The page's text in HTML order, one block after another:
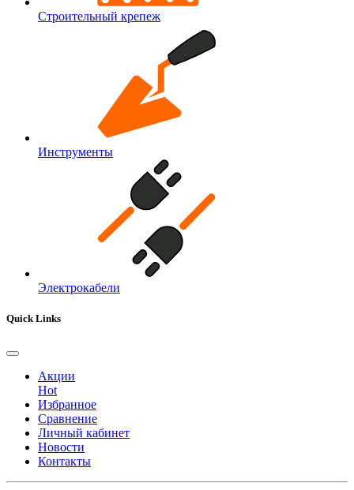
Строительный крепеж
Инструменты
Электрокабели
Quick Links
Акции
Hot
Избранное
Сравнение
Личный кабинет
Новости
Контакты